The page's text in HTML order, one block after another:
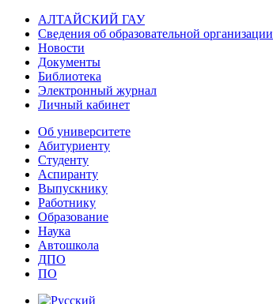
АЛТАЙСКИЙ ГАУ
Сведения об образовательной организации
Новости
Документы
Библиотека
Электронный журнал
Личный кабинет
Об университете
Абитуриенту
Студенту
Аспиранту
Выпускнику
Работнику
Образование
Наука
Автошкола
ДПО
ПО